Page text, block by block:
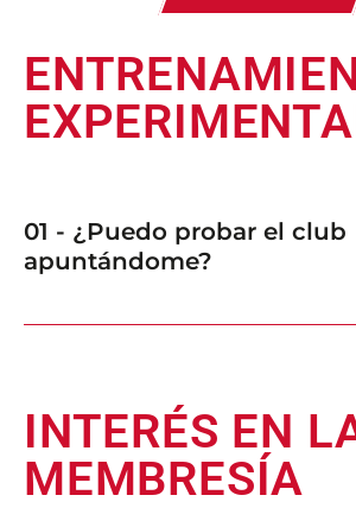
01 - ¿Puedo probar el club
apuntándome?
INTERÉS EN
MEMBRESÍA